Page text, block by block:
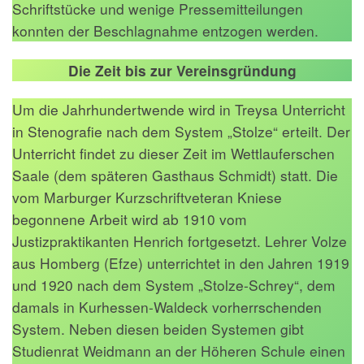
Schriftstücke und wenige Pressemitteilungen
konnten der Beschlagnahme entzogen werden.
Die Zeit bis zur Vereinsgründung
Um die Jahrhundertwende wird in Treysa Unterricht
in Stenografie nach dem System „Stolze“ erteilt. Der
Unterricht findet zu dieser Zeit im Wettlauferschen
Saale (dem späteren Gasthaus Schmidt) statt. Die
vom Marburger Kurzschriftveteran Kniese
begonnene Arbeit wird ab 1910 vom
Justizpraktikanten Henrich fortgesetzt. Lehrer Volze
aus Homberg (Efze) unterrichtet in den Jahren 1919
und 1920 nach dem System „Stolze-Schrey“, dem
damals in Kurhessen-Waldeck vorherrschenden
System. Neben diesen beiden Systemen gibt
Studienrat Weidmann an der Höheren Schule einen